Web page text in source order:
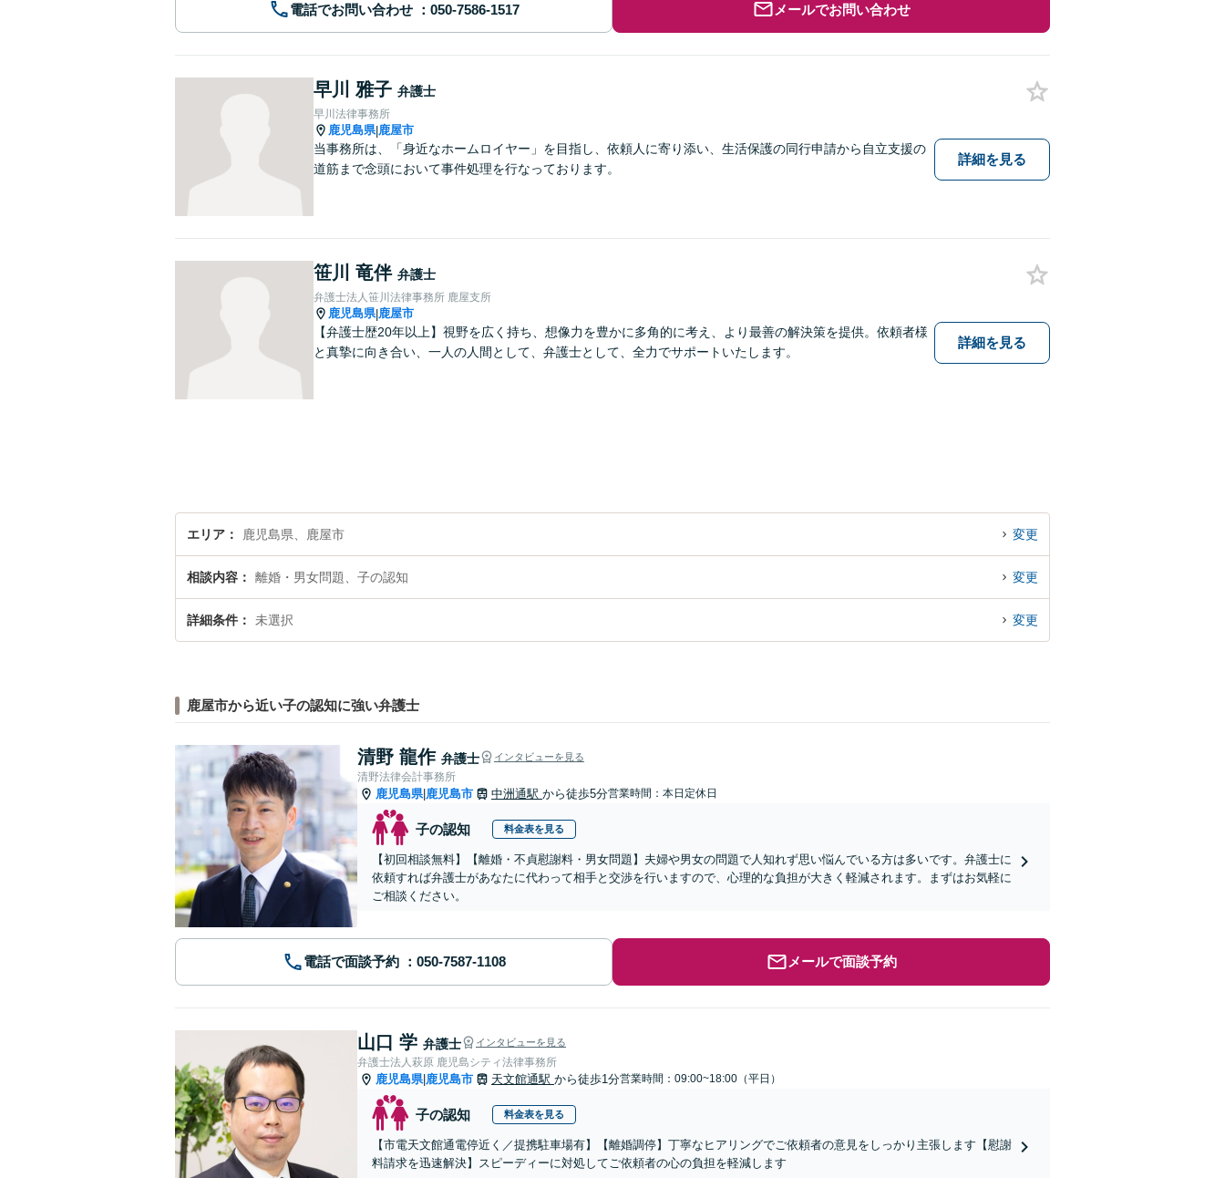
電話でお問い合わせ メールでお問い合わせ
早川 雅子 弁護士
早川法律事務所
鹿児島県|鹿屋市
当事務所は、「身近なホームロイヤー」を目指し、依頼人に寄り添い、生活保護の同行申請から自立支援の
道筋まで念頭において事件処理を行なっております。
詳細を見る
笹川 竜伴 弁護士
弁護士法人笹川法律事務所 鹿屋支所
鹿児島県|鹿屋市
【弁護士歴20年以上】視野を広く持ち、想像力を豊かに多角的に考え、より最善の解決策を提供。依頼者様
と真摯に向き合い、一人の人間として、弁護士として、全力でサポートいたします。
詳細を見る
エリア 鹿児島県、鹿屋市 変更
相談内容 離婚・男女問題、子の認知 変更
詳細条件 未選択 変更
鹿屋市から近い子の認知に強い弁護士
清野 龍作 弁護士 インタビューを見る
清野法律会計事務所
鹿児島県| 鹿児島市 中洲通駅 から徒歩5分営業時間：本日定休日
子の認知 料金表を見る
【初回相談無料】【離婚・不貞慰謝料・男女問題】夫婦や男女の問題で人知れず思い悩んでいる方は多いです。弁護士に
依頼すれば弁護士があなたに代わって相手と交渉を行いますので、心理的な負担が大きく軽減されます。まずはお気軽に
ご相談ください。
電話で面談予約 メールで面談予約
山口 学 弁護士 インタビューを見る
弁護士法人萩原 鹿児島シティ法律事務所
鹿児島県| 鹿児島市 天文館通駅 から徒歩1分営業時間：09:00~18:00（平日）
子の認知 料金表を見る
【市電天文館通電停近く／提携駐車場有】【離婚調停】丁寧なヒアリングでご依頼者の意見をしっかり主張します【慰謝
料請求を迅速解決】スピーディーに対処してご依頼者の心の負担を軽減します